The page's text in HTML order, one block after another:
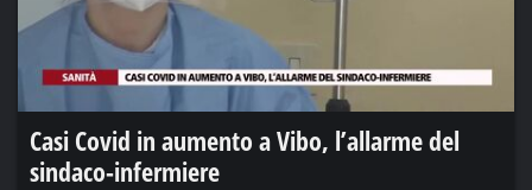
Casi Covid in aumento a Vibo, l’allarme del
sindaco-infermiere